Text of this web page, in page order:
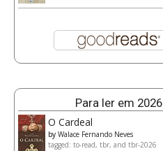
Para ler em 2026
O Cardeal
by Walace Fernando Neves
tagged: to-read, tbr, and tbr-2026